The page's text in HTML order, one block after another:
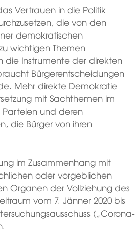
Vertrauen in die Politik
die von den
demokratischen
wichtigen Themen
die Instrumente der direkten
Bürgerentscheidungen
Mehr direkte Demokratie
mit Sachthemen im
Parteien und deren
die Bürger von ihren
im Zusammenhang mit
oder vorgeblichen
Organen der Vollziehung des
vom 7. Jänner 2020 bis
(„Corona-